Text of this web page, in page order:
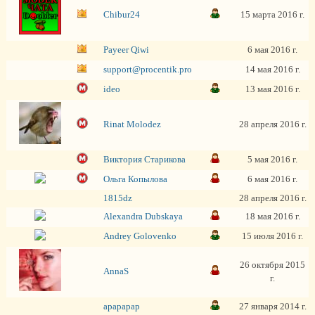
Chibur24 15 марта 2016 г.
Payeer Qiwi
6 мая 2016 г.
support@procentik.pro
14 мая 2016 г.
ideo
13 мая 2016 г.
Rinat Molodez 28 апреля 2016 г.
Виктория Старикова
5 мая 2016 г.
Ольга Копылова
6 мая 2016 г.
1815dz
28 апреля 2016 г.
Alexandra Dubskaya
18 мая 2016 г.
Andrey Golovenko
15 июля 2016 г.
AnnaS
26 октября 2015
г.
apapapap 27 января 2014 г.